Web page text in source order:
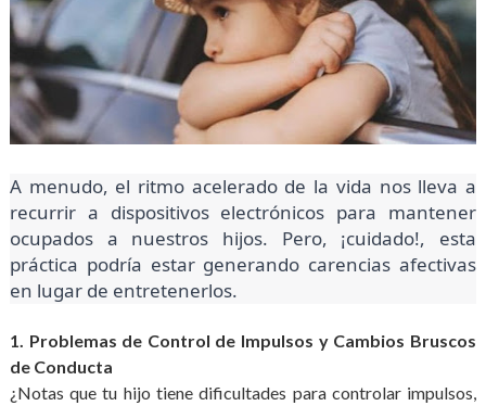
A menudo, el ritmo acelerado de la vida nos lleva a
recurrir a dispositivos electrónicos para mantener
ocupados a nuestros hijos. Pero, ¡cuidado!, esta
práctica podría estar generando carencias afectivas
en lugar de entretenerlos.
1. Problemas de Control de Impulsos y Cambios Bruscos
de Conducta
¿Notas que tu hijo tiene dificultades para controlar impulsos,